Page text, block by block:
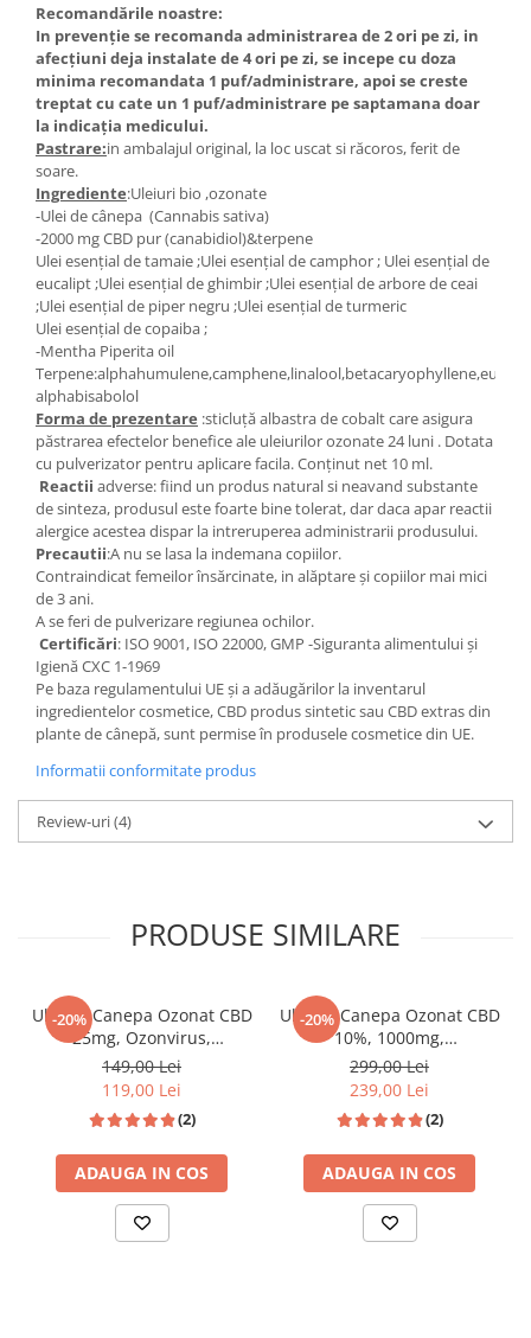
Recomandările noastre:
In prevenție se recomanda administrarea de 2 ori pe zi, in
afecțiuni deja instalate de 4 ori pe zi, se incepe cu doza
minima recomandata 1 puf/administrare, apoi se creste
treptat cu cate un 1 puf/administrare pe saptamana doar
la indicația medicului.
Pastrare:in ambalajul original, la loc uscat si răcoros, ferit de
soare.
Ingrediente:Uleiuri bio ,ozonate
-Ulei de cânepa (Cannabis sativa)
-2000 mg CBD pur (canabidiol)&terpene
Ulei esențial de tamaie ;Ulei esențial de camphor ; Ulei esențial de
eucalipt ;Ulei esențial de ghimbir ;Ulei esențial de arbore de ceai
;Ulei esențial de piper negru ;Ulei esențial de turmeric
Ulei esențial de copaiba ;
-Mentha Piperita oil
alphabisabolol
Forma de prezentare :sticluță albastra de cobalt care asigura
păstrarea efectelor benefice ale uleiurilor ozonate 24 luni . Dotata
cu pulverizator pentru aplicare facila. Conținut net 10 ml.
Reactii adverse: fiind un produs natural si neavand substante
de sinteza, produsul este foarte bine tolerat, dar daca apar reactii
alergice acestea dispar la intreruperea administrarii produsului.
Precautii:A nu se lasa la indemana copiilor.
Contraindicat femeilor însărcinate, in alăptare și copiilor mai mici
de 3 ani.
A se feri de pulverizare regiunea ochilor.
Certificări: ISO 9001, ISO 22000, GMP -Siguranta alimentului și
Igienă CXC 1-1969
Pe baza regulamentului UE și a adăugărilor la inventarul
ingredientelor cosmetice, CBD produs sintetic sau CBD extras din
plante de cânepă, sunt permise în produsele cosmetice din UE.
Informatii conformitate produs
Review-uri(4)
PRODUSE SIMILARE
-20%
Ulei de Canepa Ozonat CBD
25mg, Ozonvirus,
HempMedPharma, 10ml
149,00 Lei
119,00 Lei
(2)
ADAUGA IN COS
-20%
Ulei de Canepa Ozonat CBD
10%, 1000mg,
HempMedPharma, 10ml
299,00 Lei
239,00 Lei
(2)
ADAUGA IN COS